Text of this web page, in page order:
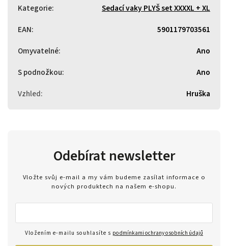
Kategorie:
Sedací vaky PLYŠ set XXXXL + XL
EAN:
5901179703561
Omyvatelné:
Ano
S podnožkou:
Ano
Vzhled: Hruška
Odebírat newsletter
Vložte svůj e-mail a my vám budeme zasílat informace o
nových produktech na našem e-shopu.
Vložením e-mailu souhlasíte s podmínkami ochrany osobních údajů